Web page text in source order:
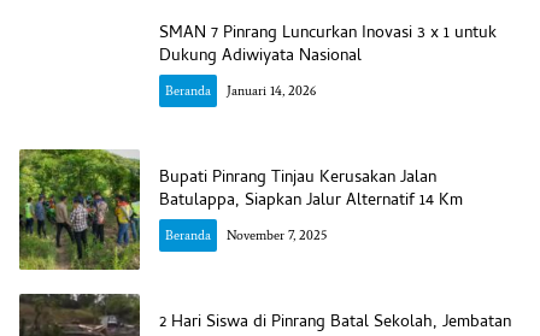
SMAN 7 Pinrang Luncurkan Inovasi 3 x 1 untuk
Dukung Adiwiyata Nasional
Beranda Januari 14, 2026
Bupati Pinrang Tinjau Kerusakan Jalan
Batulappa, Siapkan Jalur Alternatif 14 Km
Beranda November 7, 2025
2 Hari Siswa di Pinrang Batal Sekolah, Jembatan